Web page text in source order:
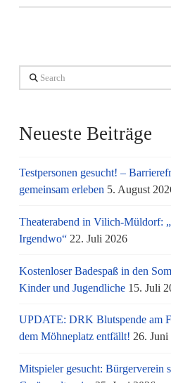
Search
Neueste Beiträge
Testpersonen gesucht! –
gemeinsam erleben 5. August
Theaterabend in Vilich-Müldorf:
Irgendwo“ 22. Juli 2026
Kostenloser Badespaß in den
Kinder und Jugendliche 15. Juli
UPDATE: DRK Blutspende am
dem Möhneplatz entfällt! 26. Juni
Mitspieler gesucht: Bürgerverein